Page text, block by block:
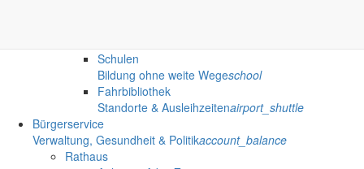
Schulen
Bildung ohne weite Wegeschool
Fahrbibliothek
Standorte & Ausleihzeitenairport_shuttle
Bürgerservice
Verwaltung, Gesundheit & Politikaccount_balance
Rathaus